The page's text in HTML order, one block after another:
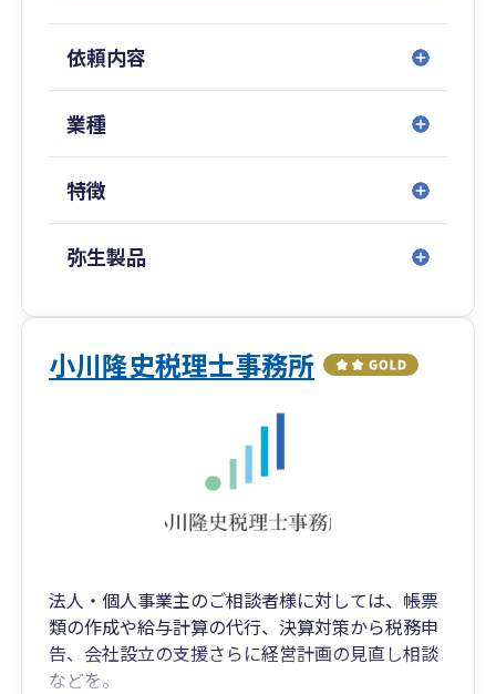
・教育業（学習塾・予備校など）
・美容業（マツエク含む）、占術業、カウンセリ
製造・建設・運輸
・機械設備・設置保守、設計業、運送業、建設
「あなたの大切な会社・社員・家族のために私が
経営のプロフェッショナルである経営者様の不安
な部分をおぎなうアドバイザー（良き相談相手：
それは「代行ではなくサポート」です。）とし
ご一緒に過去だけでなく現在から未来についても
また資金調達等の財務顧問では、
中小企業経営力強化支援法に基づく“経営革新等
支援機関”として認定を受けていることはもちろ
ん、
とから、最新の補助金や助成金を提供することが
可能です。
また、中小企業経営力強化支援法に基づく経営革
グループ内の弁護士法人、監査法人、司法書士法
人、社会保険労務士法人等の専門家と協力し、
○資産承継する皆様を幸せに
円満な相続、スムーズな事業承継、個人・法人に
関わらず資産承継のプロ集団として皆様を幸せ
に、が大阪支店のフィロソフィーであると同時に
存在意義でもあります。お客様が抱える課題は
のために、「資産承継する皆様を幸せに。」それ
が大阪支店の使命と考えます。
○アクセス
依頼内容
業種
特徴
弥生製品
小川隆史税理士事務所
法人・個人事業主のご相談者様に対しては、帳票
類の作成や給与計算の代行、決算対策から税務申
告、会社設立の支援さらに経営計画の見直し相談
などを。